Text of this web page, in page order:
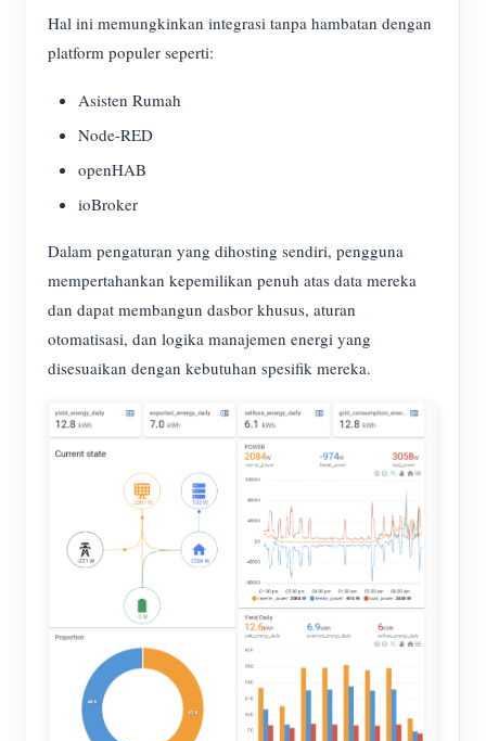
Hal ini memungkinkan integrasi tanpa hambatan dengan
platform populer seperti:
Asisten Rumah
Node-RED
openHAB
ioBroker
Dalam pengaturan yang dihosting sendiri, pengguna
mempertahankan kepemilikan penuh atas data mereka
dan dapat membangun dasbor khusus, aturan
otomatisasi, dan logika manajemen energi yang
disesuaikan dengan kebutuhan spesifik mereka.